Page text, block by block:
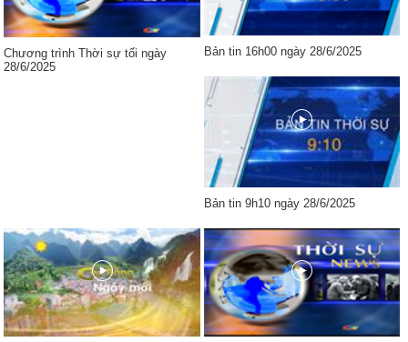
Chương trình Thời sự tối ngày
28/6/2025
Bản tin 16h00 ngày 28/6/2025
Bản tin 9h10 ngày 28/6/2025